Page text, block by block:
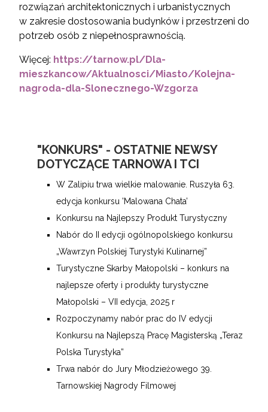
rozwiązań architektonicznych i urbanistycznych
w zakresie dostosowania budynków i przestrzeni do
potrzeb osób z niepełnosprawnością.
Więcej: https://tarnow.pl/Dla-
mieszkancow/Aktualnosci/Miasto/Kolejna-
nagroda-dla-Slonecznego-Wzgorza
"KONKURS" - OSTATNIE NEWSY
DOTYCZĄCE TARNOWA I TCI
W Zalipiu trwa wielkie malowanie. Ruszyła 63.
edycja konkursu 'Malowana Chata’
Konkursu na Najlepszy Produkt Turystyczny
Nabór do II edycji ogólnopolskiego konkursu
„Wawrzyn Polskiej Turystyki Kulinarnej”
Turystyczne Skarby Małopolski – konkurs na
najlepsze oferty i produkty turystyczne
Małopolski – VII edycja, 2025 r
Rozpoczynamy nabór prac do IV edycji
Konkursu na Najlepszą Pracę Magisterską „Teraz
Polska Turystyka”
Trwa nabór do Jury Młodzieżowego 39.
Tarnowskiej Nagrody Filmowej